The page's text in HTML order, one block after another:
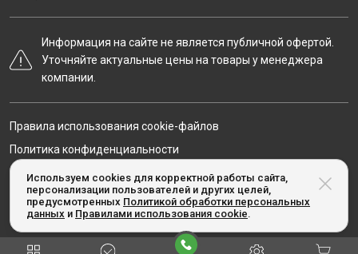
Используем cookies для корректной работы сайта,
персонализации пользователей и других целей,
предусмотренных Политикой обработки персональных
данных и Правилами использования cookie.
Информация на сайте не является публичной офертой.
Уточняйте актуальные цены на товары у менеджера
компании.
© Taxcom-kassa.ru, 2020-2026
Правила использования cookie-файлов
Политика конфиденциальности
Карта сайта